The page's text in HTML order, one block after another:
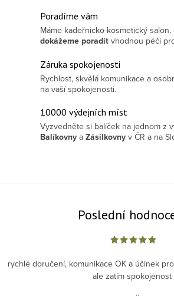
Poradíme vám
Máme kadeřnicko-kosmetický
dokážeme poradit vhodnou péči
Záruka spokojenosti
Rychlost, skvělá komunikace a
na vaší spokojenosti.
10000 výdejních míst
Vyzvedněte si balíček na jednom z
Balíkovny a Zásilkovny v ČR a na
Poslední
rychlé doručení, komunikace OK a účinek
ale zatím spokojenost